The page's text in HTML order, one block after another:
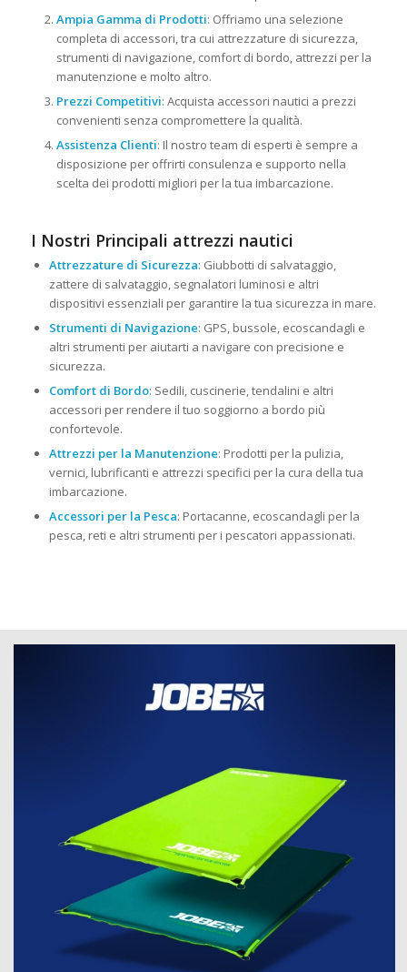
Ampia Gamma di Prodotti: Offriamo una selezione
completa di accessori, tra cui attrezzature di sicurezza,
strumenti di navigazione, comfort di bordo, attrezzi per la
manutenzione e molto altro.
Prezzi Competitivi: Acquista accessori nautici a prezzi
convenienti senza compromettere la qualità.
Assistenza Clienti: Il nostro team di esperti è sempre a
disposizione per offrirti consulenza e supporto nella
scelta dei prodotti migliori per la tua imbarcazione.
I Nostri Principali attrezzi nautici
Attrezzature di Sicurezza: Giubbotti di salvataggio,
zattere di salvataggio, segnalatori luminosi e altri
dispositivi essenziali per garantire la tua sicurezza in mare.
Strumenti di Navigazione: GPS, bussole, ecoscandagli e
altri strumenti per aiutarti a navigare con precisione e
sicurezza.
Comfort di Bordo: Sedili, cuscinerie, tendalini e altri
accessori per rendere il tuo soggiorno a bordo più
confortevole.
Attrezzi per la Manutenzione: Prodotti per la pulizia,
vernici, lubrificanti e attrezzi specifici per la cura della tua
imbarcazione.
Accessori per la Pesca: Portacanne, ecoscandagli per la
pesca, reti e altri strumenti per i pescatori appassionati.